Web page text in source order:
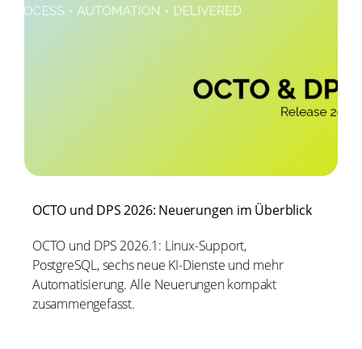
OCTO und DPS 2026: Neuerungen im Überblick
OCTO und DPS 2026.1: Linux-Support,
PostgreSQL, sechs neue KI-Dienste und mehr
Automatisierung. Alle Neuerungen kompakt
zusammengefasst.